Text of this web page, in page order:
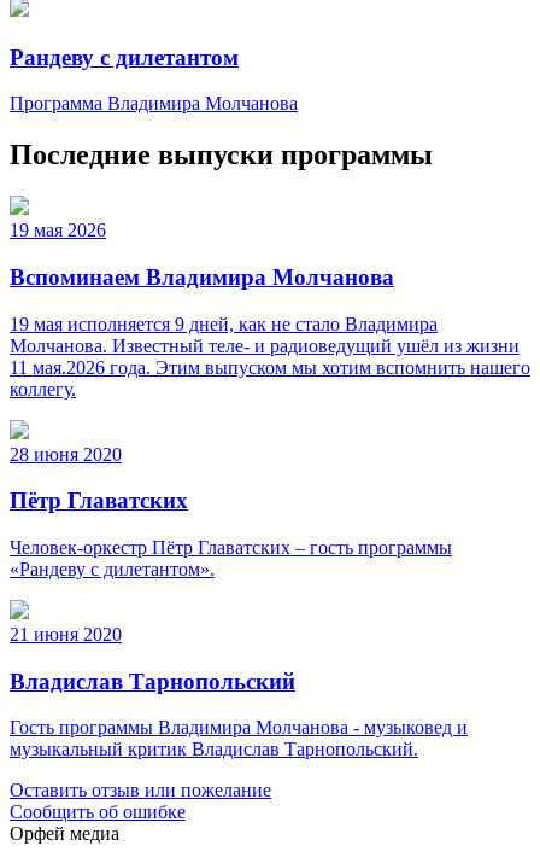
Рандеву с дилетантом
Программа Владимира Молчанова
Последние выпуски программы
19 мая 2026
Вспоминаем Владимира Молчанова
19 мая исполняется 9 дней, как не стало Владимира
Молчанова. Известный теле‑ и радиоведущий ушёл из жизни
11 мая.2026 года. Этим выпуском мы хотим вспомнить нашего
коллегу.
28 июня 2020
Пётр Главатских
Человек-оркестр Пётр Главатских – гость программы
«Рандеву с дилетантом».
21 июня 2020
Владислав Тарнопольский
Гость программы Владимира Молчанова - музыковед и
музыкальный критик Владислав Тарнопольский.
Оставить отзыв или пожелание
Сообщить об ошибке
Орфей медиа